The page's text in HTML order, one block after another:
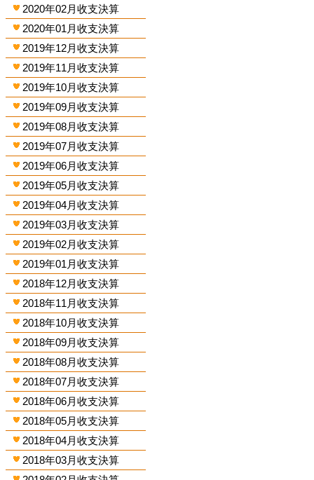
2020年02月收支決算
2020年01月收支決算
2019年12月收支決算
2019年11月收支決算
2019年10月收支決算
2019年09月收支決算
2019年08月收支決算
2019年07月收支決算
2019年06月收支決算
2019年05月收支決算
2019年04月收支決算
2019年03月收支決算
2019年02月收支決算
2019年01月收支決算
2018年12月收支決算
2018年11月收支決算
2018年10月收支決算
2018年09月收支決算
2018年08月收支決算
2018年07月收支決算
2018年06月收支決算
2018年05月收支決算
2018年04月收支決算
2018年03月收支決算